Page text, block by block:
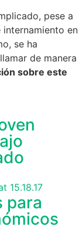
pese a
en
se ha
de manera
sobre este
para